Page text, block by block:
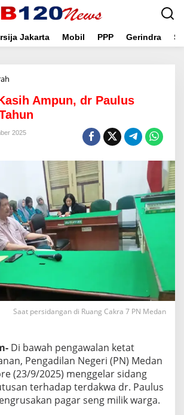
Jakarta Mobil PPP Gerindra
k
i
m
T
h
A
m
p
u
n
d
P
a
u
s
D
i
h
u
Ampun, dr Paulus
2025
Saat persidangan di Ruang Cakra 7 PN Medan
Di bawah pengawalan ketat
Pengadilan Negeri (PN) Medan
(23/9/2025) menggelar sidang
terhadap terdakwa dr. Paulus
pagar seng milik warga.